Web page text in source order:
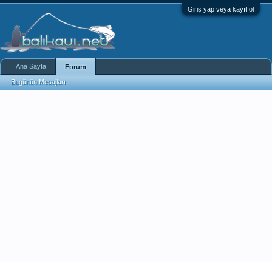
Giriş yap veya kayıt ol
Ana Sayfa Forum
Bugünün Mesajları